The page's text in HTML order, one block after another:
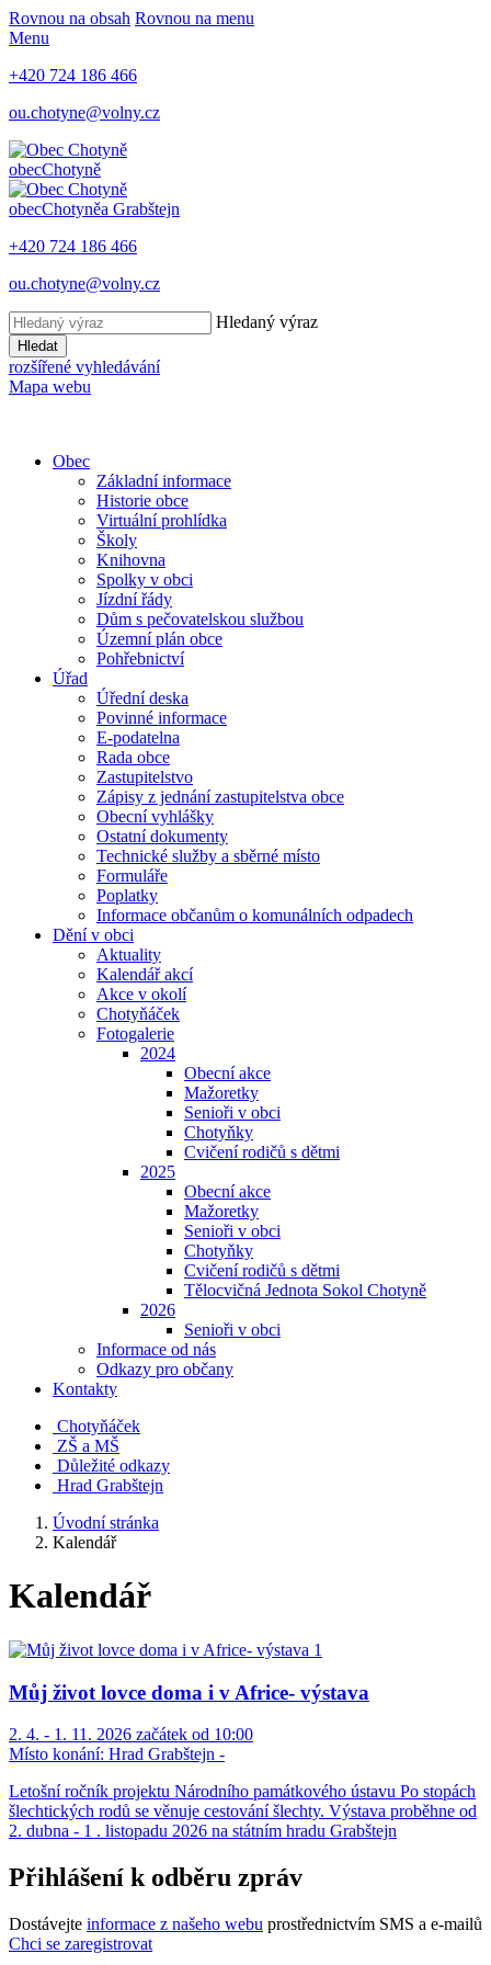
Rovnou na obsah Rovnou na menu
Menu
+420 724 186 466
ou.chotyne@volny.cz
obecChotyně
obecChotyněa Grabštejn
+420 724 186 466
ou.chotyne@volny.cz
Hledaný výraz
Hledat
rozšířené vyhledávání
Mapa webu
Obec
Základní informace
Historie obce
Virtuální prohlídka
Školy
Knihovna
Spolky v obci
Jízdní řády
Dům s pečovatelskou službou
Územní plán obce
Pohřebnictví
Úřad
Úřední deska
Povinné informace
E-podatelna
Rada obce
Zastupitelstvo
Zápisy z jednání zastupitelstva obce
Obecní vyhlášky
Ostatní dokumenty
Technické služby a sběrné místo
Formuláře
Poplatky
Informace občanům o komunálních odpadech
Dění v obci
Aktuality
Kalendář akcí
Akce v okolí
Chotyňáček
Fotogalerie
2024
Obecní akce
Mažoretky
Senioři v obci
Chotyňky
Cvičení rodičů s dětmi
2025
Obecní akce
Mažoretky
Senioři v obci
Chotyňky
Cvičení rodičů s dětmi
Tělocvičná Jednota Sokol Chotyně
2026
Senioři v obci
Informace od nás
Odkazy pro občany
Kontakty
Chotyňáček
ZŠ a MŠ
Důležité odkazy
Hrad Grabštejn
Úvodní stránka
Kalendář
Kalendář
Můj život lovce doma i v Africe- výstava
2. 4. - 1. 11. 2026 začátek od 10:00
Místo konání: Hrad Grabštejn -
Letošní ročník projektu Národního památkového ústavu Po stopách
šlechtických rodů se věnuje cestování šlechty. Výstava proběhne od
2. dubna - 1 . listopadu 2026 na státním hradu Grabštejn
Přihlášení k odběru zpráv
Dostávejte informace z našeho webu prostřednictvím SMS a e-mailů
Chci se zaregistrovat